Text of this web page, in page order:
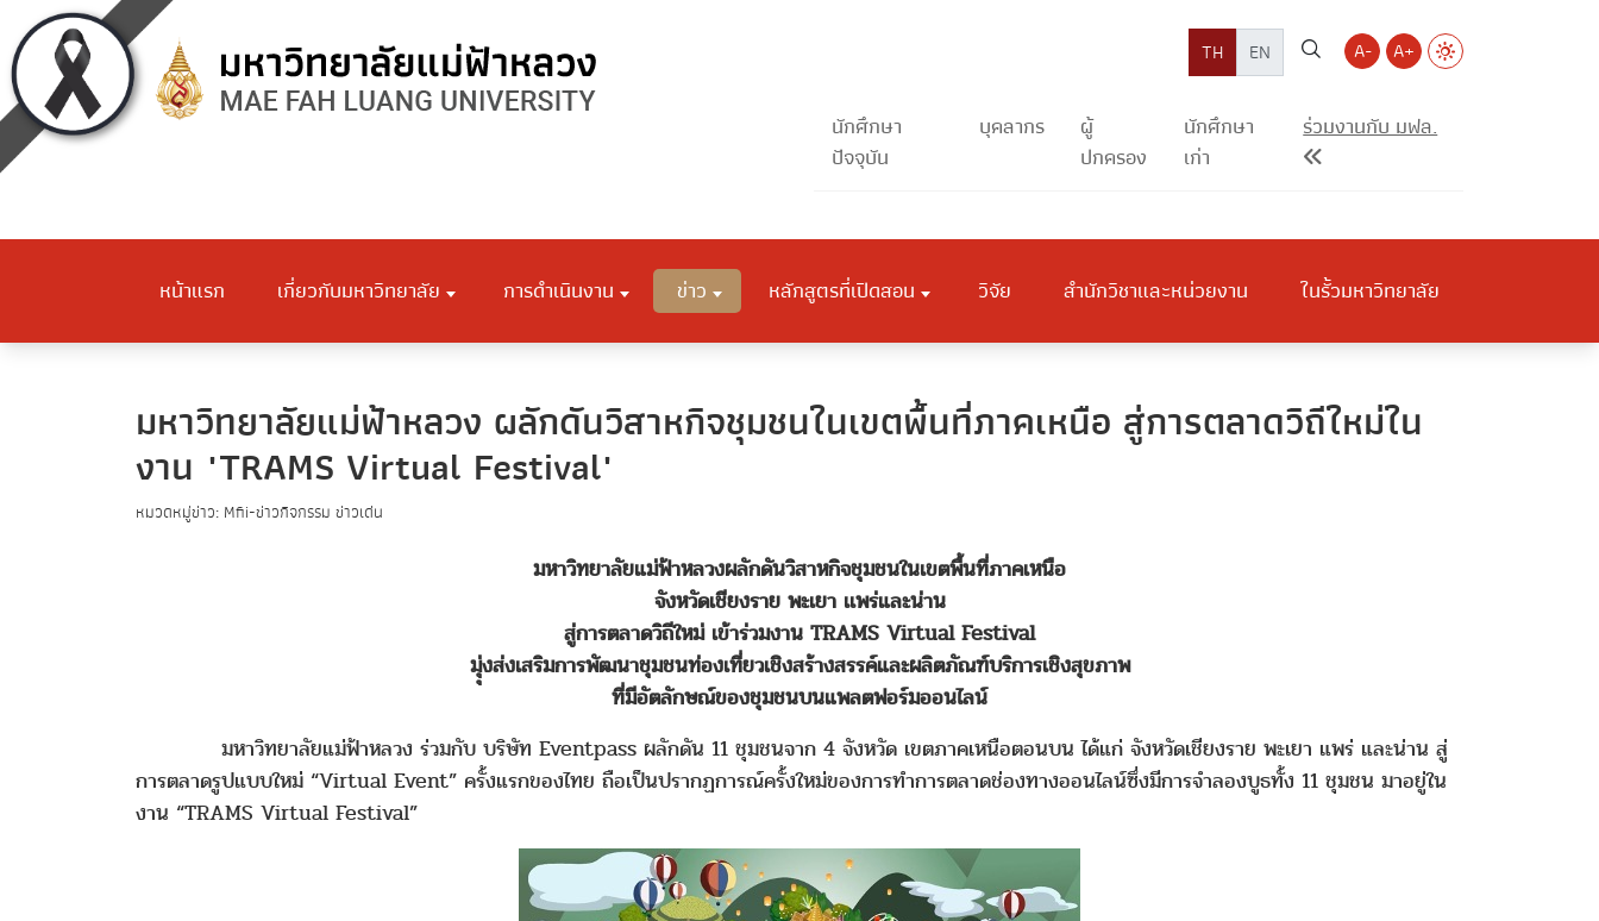
TH EN A- A+
นักศึกษา
ปัจจุบัน
บุคลากร
ผู้
ปกครอง
นักศึกษา
เก่า
ร่วมงานกับ มฟล.
หน้าแรก เกี่ยวกับมหาวิทยาลัย การดำเนินงาน ข่าว หลักสูตรที่เปิดสอน วิจัย สำนักวิชาและหน่วยงาน ในรั้วมหาวิทยาลัย
มหาวิทยาลัยแม่ฟ้าหลวง ผลักดันวิสาหกิจชุมชนในเขตพื้นที่ภาคเหนือ สู่การตลาดวิถีใหม่ใน
งาน "TRAMS Virtual Festival"
หมวดหมู่ข่าว: Mfii-ข่าวกิจกรรม ข่าวเด่น
มหาวิทยาลัยแม่ฟ้าหลวงผลักดันวิสาหกิจชุมชนในเขตพื้นที่ภาคเหนือ
จังหวัดเชียงราย พะเยา เเพร่และน่าน
สู่การตลาดวิถีใหม่ เข้าร่วมงาน TRAMS Virtual Festival
มุุ่งส่งเสริมการพัฒนาชุมชนท่องเที่ยวเชิงสร้างสรรค์และผลิตภัณฑ์บริการเชิงสุขภาพ
ที่มีอัตลักษณ์ของชุมชนบนแพลตฟอร์มออนไลน์
มหาวิทยาลัยแม่ฟ้าหลวง ร่วมกับ บริษัท Eventpass ผลักดัน 11 ชุมชนจาก 4 จังหวัด เขตภาคเหนือตอนบน ได้แก่ จังหวัดเชียงราย พะเยา แพร่ และน่าน สู่
การตลาดรูปแบบใหม่ “Virtual Event” ครั้งแรกของไทย ถือเป็นปรากฏการณ์ครั้งใหม่ของการทำการตลาดช่องทางออนไลน์ซึ่งมีการจำลองบูธทั้ง 11 ชุมชน มาอยู่ใน
งาน “TRAMS Virtual Festival”